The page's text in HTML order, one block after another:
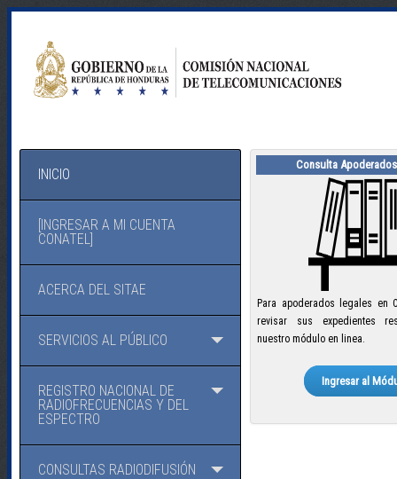
INICIO
[INGRESAR A MI CUENTA
CONATEL]
ACERCA DEL SITAE
SERVICIOS AL PÚBLICO
REGISTRO NACIONAL DE
RADIOFRECUENCIAS Y DEL
ESPECTRO
CONSULTAS RADIODIFUSIÓN
Consulta
Para apoderados legales en
revisar sus expedientes
nuestro módulo en linea.
Ingresar al